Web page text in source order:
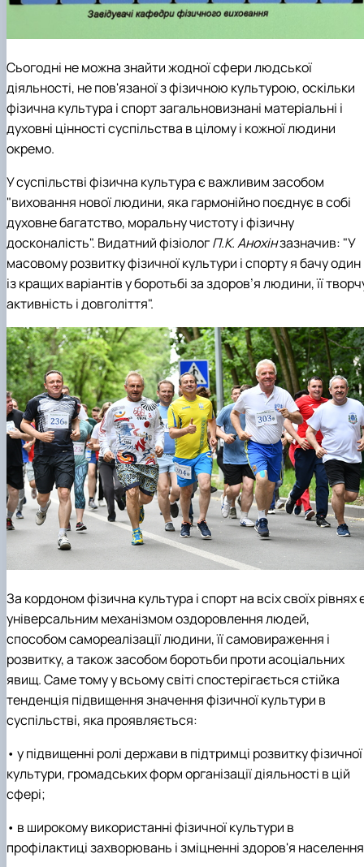
Сьогодні не можна знайти жодної сфери людської
діяльності, не пов'язаної з фізичною культурою, оскільки
фізична культура і спорт загальновизнані матеріальні і
духовні цінності суспільства в цілому і кожної людини
окремо.
У суспільстві фізична культура є важливим засобом
"виховання нової людини, яка гармонійно поєднує в собі
духовне багатство, моральну чистоту і фізичну
досконалість". Видатний фізіологП.К. Анохінзазначив: "У
масовому розвитку фізичної культури і спорту я бачу один
із кращих варіантів у боротьбі за здоров’я людини, її
активність і довголіття".
За кордоном фізична культура і спорт на всіх своїх рівнях
універсальним механізмом оздоровлення людей,
способом самореалізації людини, її самовираження і
розвитку, а також засобом боротьби проти асоціальних
явищ. Саме тому у всьому світі спостерігається стійка
тенденція підвищення значення фізичної культури в
суспільстві, яка проявляється:
• у підвищенні ролі держави в підтримці розвитку фізичної
культури, громадських форм організації діяльності в цій
сфері;
• в широкому використанні фізичної культури в
профілактиці захворювань і зміцненні здоров'я